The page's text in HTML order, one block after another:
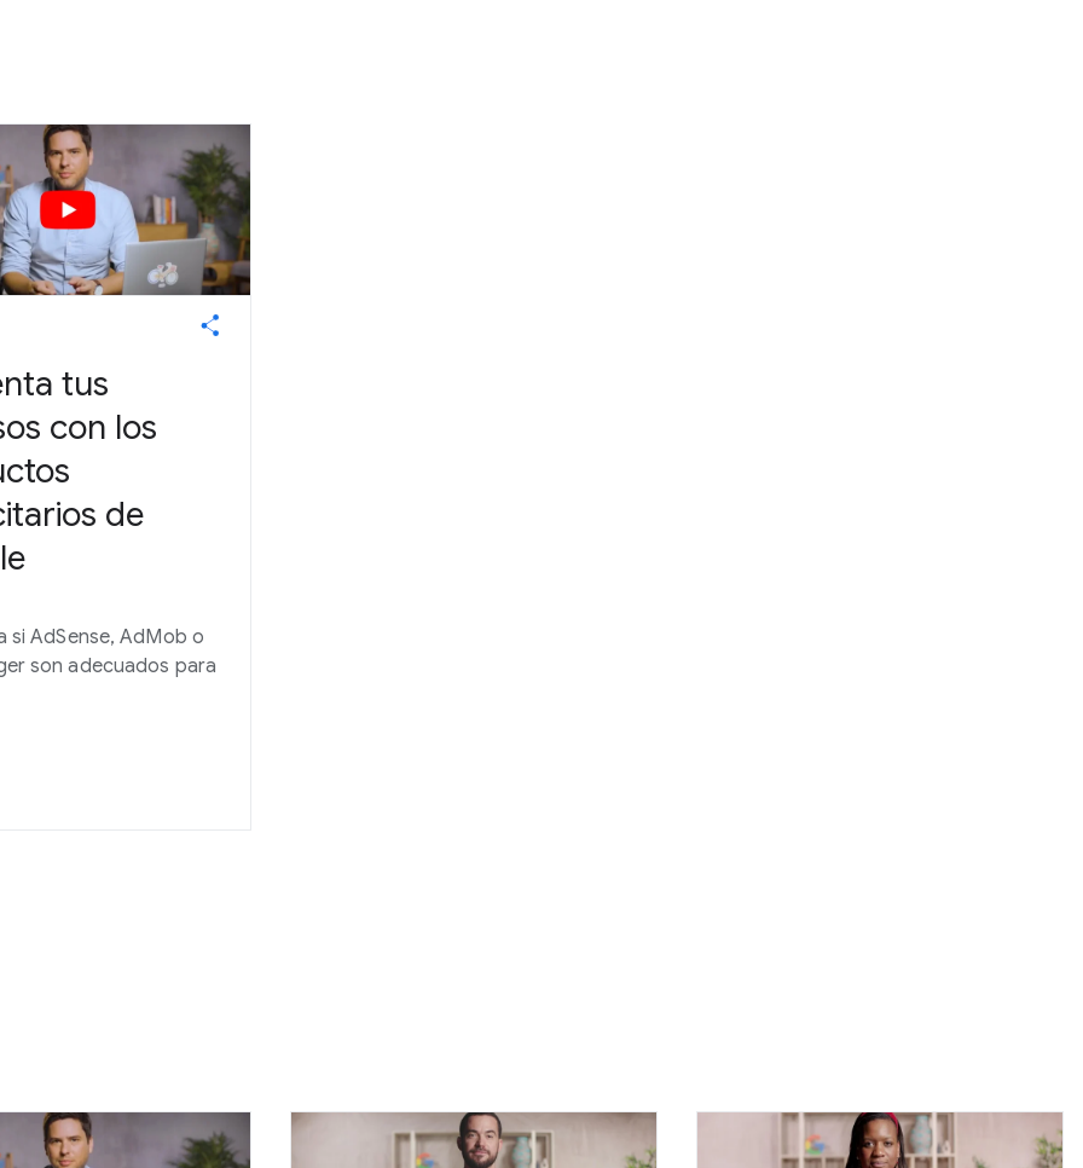
tus
con los
de
si AdSense, AdMob o
son adecuados para